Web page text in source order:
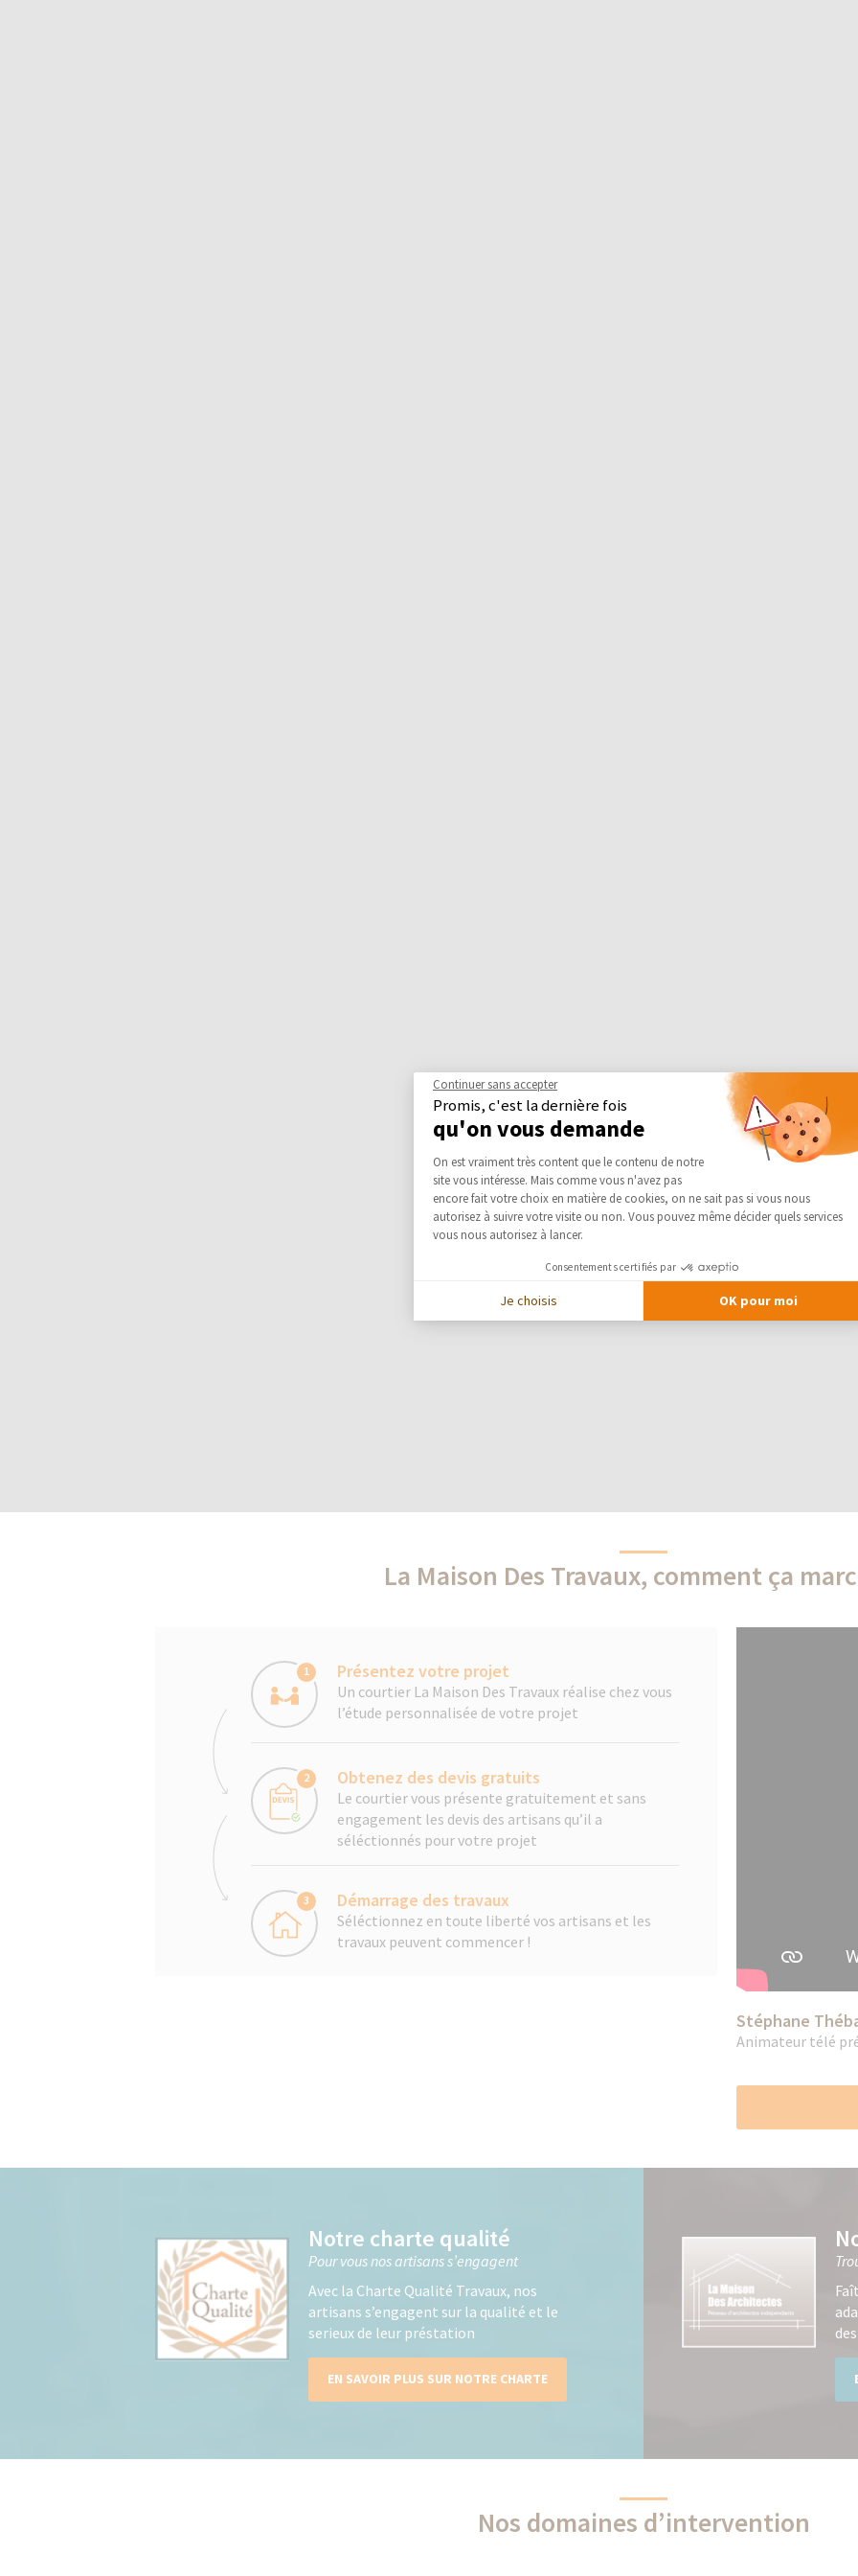
La Maison Des Travaux, comment ça
1 Présentez votre projet
Un courtier La Maison Des Travaux réalise chez vous
l’étude personnalisée de votre projet
2 Obtenez des devis gratuits
Le courtier vous présente gratuitement et sans
engagement les devis des artisans qu’il a
séléctionnés pour votre projet
3 Démarrage des travaux
Séléctionnez en toute liberté vos artisans et les
travaux peuvent commencer !
Stéphane
Animateur télé
Notre charte qualité
Pour vous nos artisans s’engagent
Avec la Charte Qualité Travaux, nos
artisans s’engagent sur la qualité et le
serieux de leur préstation
EN SAVOIR PLUS SUR NOTRE CHARTE
Nos domaines d’intervention
Continuer sans accepter
Promis, c'est la dernière fois
qu'on vous demande
Plateforme de Gestion du Consentement
On est vraiment très content que le contenu de notre
site vous intéresse. Mais comme vous n'avez pas
encore fait votre choix en matière de cookies, on ne sait pas si vous nous
autorisez à suivre votre visite ou non. Vous pouvez même décider quels services
vous nous autorisez à lancer.
Consentements certifiés par
Je choisis OK pour moi
Axeptio consent